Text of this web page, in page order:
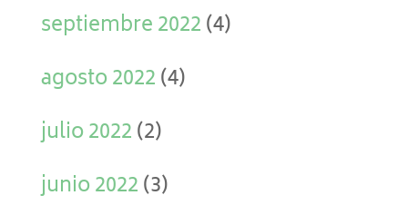
septiembre 2022(4)
agosto 2022(4)
julio 2022(2)
junio 2022(3)